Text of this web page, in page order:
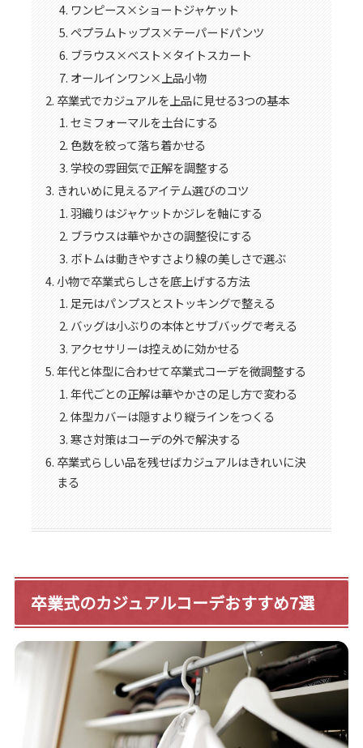
ワンピース×ショートジャケット
ペプラムトップス×テーパードパンツ
ブラウス×ベスト×タイトスカート
オールインワン×上品小物
卒業式でカジュアルを上品に見せる3つの基本
セミフォーマルを土台にする
色数を絞って落ち着かせる
学校の雰囲気で正解を調整する
きれいめに見えるアイテム選びのコツ
羽織りはジャケットかジレを軸にする
ブラウスは華やかさの調整役にする
ボトムは動きやすさより線の美しさで選ぶ
小物で卒業式らしさを底上げする方法
足元はパンプスとストッキングで整える
バッグは小ぶりの本体とサブバッグで考える
アクセサリーは控えめに効かせる
年代と体型に合わせて卒業式コーデを微調整する
年代ごとの正解は華やかさの足し方で変わる
体型カバーは隠すより縦ラインをつくる
寒さ対策はコーデの外で解決する
卒業式らしい品を残せばカジュアルはきれいに決
まる
卒業式のカジュアルコーデおすすめ7選